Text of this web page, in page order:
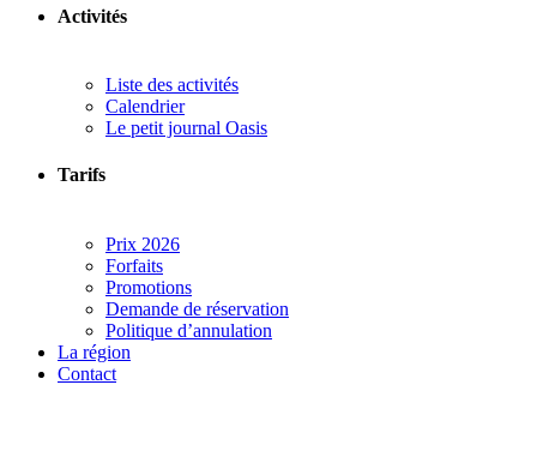
Activités
Liste des activités
Calendrier
Le petit journal Oasis
Tarifs
Prix 2026
Forfaits
Promotions
Demande de réservation
Politique d’annulation
La région
Contact